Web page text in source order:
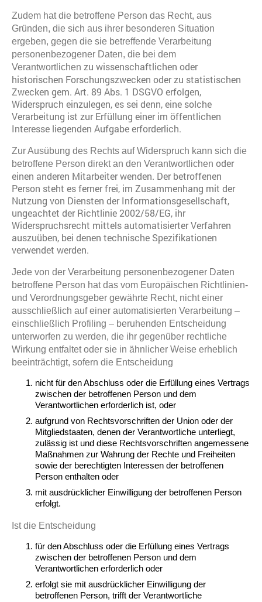
Zudem hat die betroffene Person das Recht, aus
Gründen, die sich aus ihrer besonderen Situation
ergeben, gegen die sie betreffende Verarbeitung
personenbezogener Daten, die bei dem
Verantwortlichen zu wissenschaftlichen oder
historischen Forschungszwecken oder zu statistischen
Zwecken gem. Art. 89 Abs. 1 DSGVO erfolgen,
Widerspruch einzulegen, es sei denn, eine solche
Verarbeitung ist zur Erfüllung einer im öffentlichen
Interesse liegenden Aufgabe erforderlich.
Zur Ausübung des Rechts auf Widerspruch kann sich die
betroffene Person direkt an den Verantwortlichen oder
einen anderen Mitarbeiter wenden. Der betroffenen
Person steht es ferner frei, im Zusammenhang mit der
Nutzung von Diensten der Informationsgesellschaft,
ungeachtet der Richtlinie 2002/58/EG, ihr
Widerspruchsrecht mittels automatisierter Verfahren
auszuüben, bei denen technische Spezifikationen
verwendet werden.
Jede von der Verarbeitung personenbezogener Daten
betroffene Person hat das vom Europäischen Richtlinien-
und Verordnungsgeber gewährte Recht, nicht einer
ausschließlich auf einer automatisierten Verarbeitung –
einschließlich Profiling – beruhenden Entscheidung
unterworfen zu werden, die ihr gegenüber rechtliche
Wirkung entfaltet oder sie in ähnlicher Weise erheblich
beeinträchtigt, sofern die Entscheidung
nicht für den Abschluss oder die Erfüllung eines Vertrags
zwischen der betroffenen Person und dem
Verantwortlichen erforderlich ist, oder
aufgrund von Rechtsvorschriften der Union oder der
Mitgliedstaaten, denen der Verantwortliche unterliegt,
zulässig ist und diese Rechtsvorschriften angemessene
Maßnahmen zur Wahrung der Rechte und Freiheiten
sowie der berechtigten Interessen der betroffenen
Person enthalten oder
mit ausdrücklicher Einwilligung der betroffenen Person
erfolgt.
Ist die Entscheidung
für den Abschluss oder die Erfüllung eines Vertrags
zwischen der betroffenen Person und dem
Verantwortlichen erforderlich oder
erfolgt sie mit ausdrücklicher Einwilligung der
betroffenen Person, trifft der Verantwortliche